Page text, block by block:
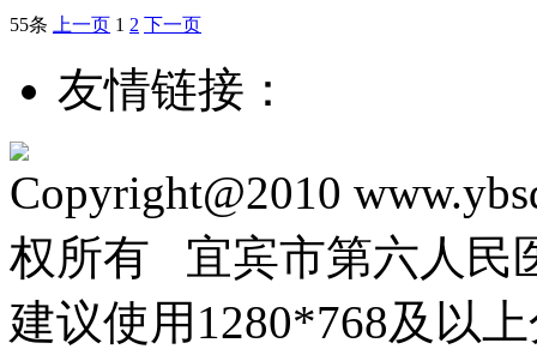
55条 上一页 1 2 下一页
友情链接：
Copyright@2010
权所有 宜宾市第六人
建议使用1280*768及以